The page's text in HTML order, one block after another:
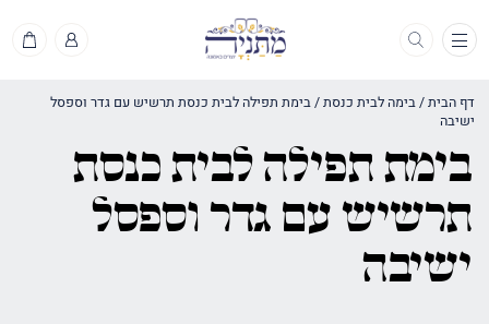
תפריט
דף הבית/בימה לבית כנסת/בימת תפילה לבית כנסת תרשיש עם גדר וספסל
ישיבה
בימת תפילה לבית כנסת
תרשיש עם גדר וספסל
ישיבה